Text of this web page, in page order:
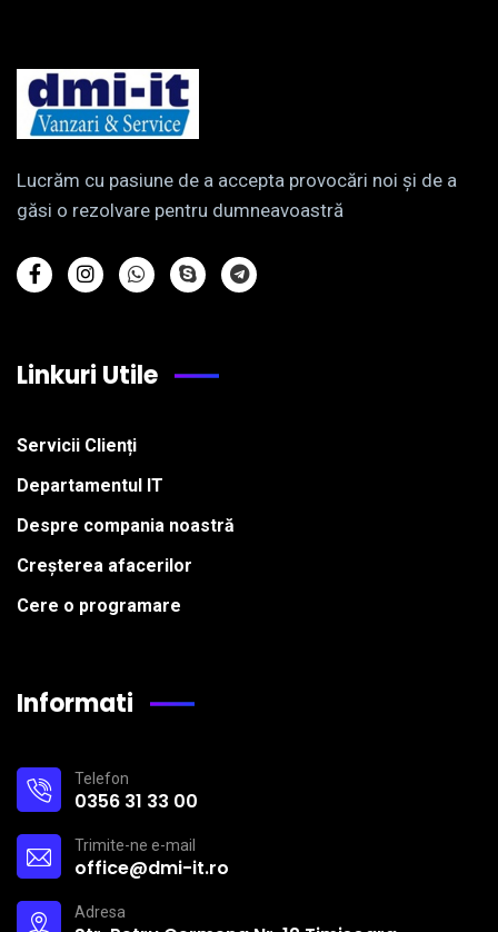
Lucrăm cu pasiune de a accepta provocări noi și de a
găsi o rezolvare pentru dumneavoastră
Linkuri Utile
Servicii Clienți
Departamentul IT
Despre compania noastră
Creșterea afacerilor
Cere o programare
Informati
Telefon
0356 31 33 00
Trimite-ne e-mail
office@dmi-it.ro
Adresa